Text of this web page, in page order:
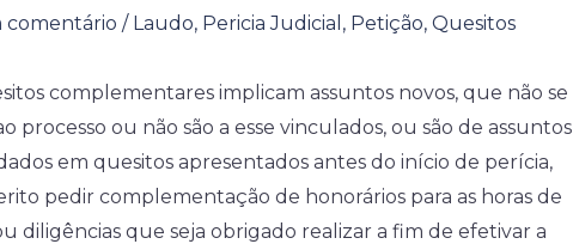
comentário / Laudo, Pericia Judicial , Petição, Quesitos
complementares implicam assuntos novos, que não se
processo ou não são a esse vinculados, ou são de assuntos
em quesitos apresentados antes do início de perícia,
pedir complementação de honorários para as horas de
diligências que seja obrigado realizar a fim de efetivar a